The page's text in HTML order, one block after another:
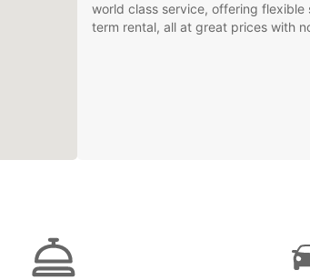
world class service, offering flexible
term rental, all at great prices with